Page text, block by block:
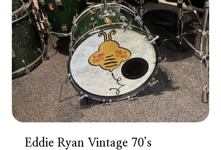
Eddie Ryan Vintage 70’s